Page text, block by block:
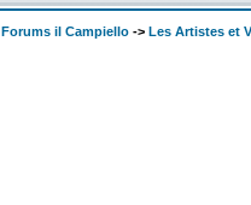
Forums il Campiello -> Les Artistes et